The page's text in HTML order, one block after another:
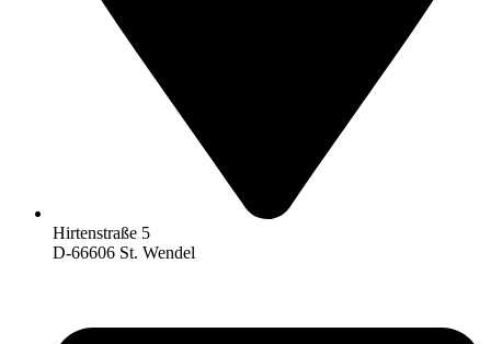
Hirtenstraße 5
D-66606 St. Wendel